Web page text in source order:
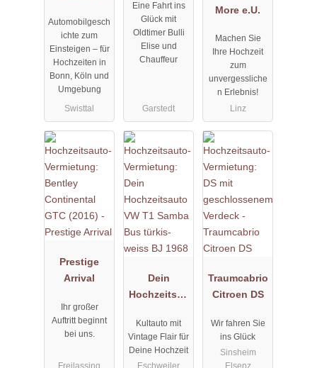
Formal
Automobilgesch
ichte zum
Einsteigen – für
Hochzeiten in
Bonn, Köln und
Umgebung
Swisttal
Eine Fahrt ins
Glück mit
Oldtimer Bulli
Elise und
Chauffeur
Garstedt
More e.U.
Machen Sie
Ihre Hochzeit
zum
unvergessliche
n Erlebnis!
Linz
Prestige
Arrival
Ihr großer
Auftritt beginnt
bei uns.
Dein
Hochzeitsau
Samba Bus
türkis-weiss
BJ 1968
Kultauto mit
Vintage Flair für
Deine Hochzeit
Traumcabrio
Citroen DS
Wir fahren Sie
ins Glück
Sinsheim